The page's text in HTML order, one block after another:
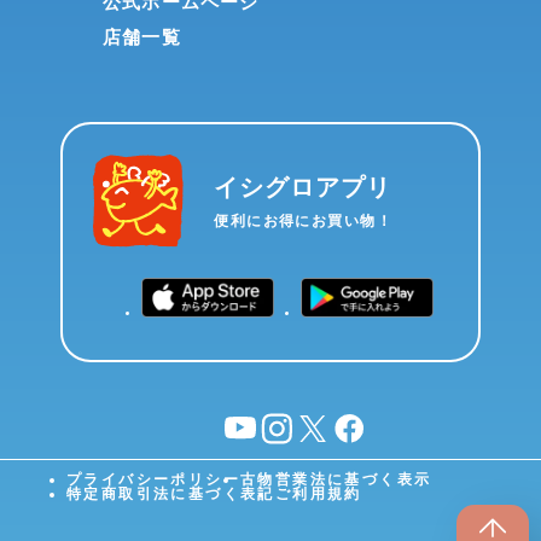
店舗一覧
イシグロアプリ
便利にお得にお買い物！
YouTubeinstagram
X facebook
プライバシーポリシー古物営業法に基づく表示
特定商取引法に基づく表記 ご利用規約